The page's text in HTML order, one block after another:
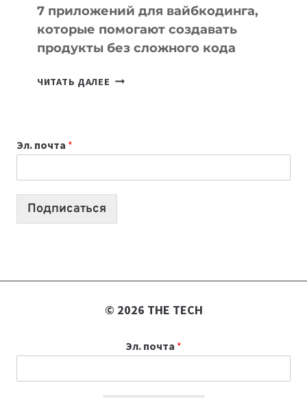
7 приложений для вайбкодинга,
которые помогают создавать
продукты без сложного кода
ЧИТАТЬ ДАЛЕЕ 7
СОЗДАВАТЬ
ПРОДУКТЫ
Эл. почта *
Подписаться
© 2026 THE TECH
Эл. почта *